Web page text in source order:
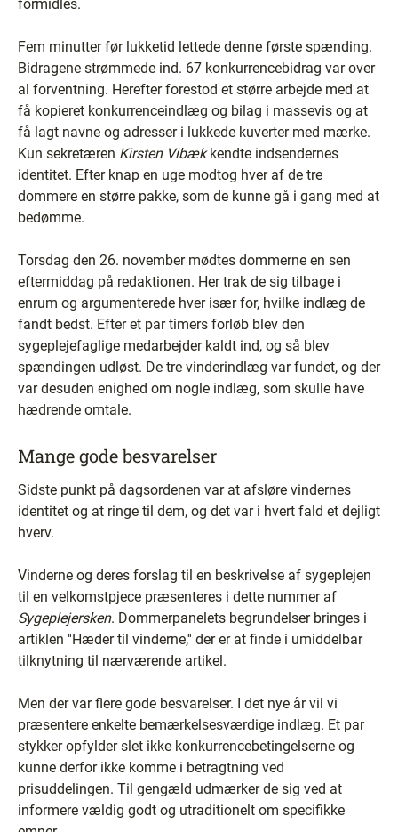
formidles.
Fem minutter før lukketid lettede denne første spænding.
Bidragene strømmede ind. 67 konkurrencebidrag var over
al forventning. Herefter forestod et større arbejde med at
få kopieret konkurrenceindlæg og bilag i massevis og at
få lagt navne og adresser i lukkede kuverter med mærke.
Kun sekretæren Kirsten Vibækkendte indsendernes
identitet. Efter knap en uge modtog hver af de tre
dommere en større pakke, som de kunne gå i gang med at
bedømme.
Torsdag den 26. november mødtes dommerne en sen
eftermiddag på redaktionen. Her trak de sig tilbage i
enrum og argumenterede hver især for, hvilke indlæg de
fandt bedst. Efter et par timers forløb blev den
sygeplejefaglige medarbejder kaldt ind, og så blev
spændingen udløst. De tre vinderindlæg var fundet, og der
var desuden enighed om nogle indlæg, som skulle have
hædrende omtale.
Mange gode besvarelser
Sidste punkt på dagsordenen var at afsløre vindernes
identitet og at ringe til dem, og det var i hvert fald et dejligt
hverv.
Vinderne og deres forslag til en beskrivelse af sygeplejen
til en velkomstpjece præsenteres i dette nummer af
Sygeplejersken. Dommerpanelets begrundelser bringes i
artiklen ''Hæder til vinderne,'' der er at finde i umiddelbar
tilknytning til nærværende artikel.
Men der var flere gode besvarelser. I det nye år vil vi
præsentere enkelte bemærkelsesværdige indlæg. Et par
stykker opfylder slet ikke konkurrencebetingelserne og
kunne derfor ikke komme i betragtning ved
prisuddelingen. Til gengæld udmærker de sig ved at
informere vældig godt og utraditionelt om specifikke